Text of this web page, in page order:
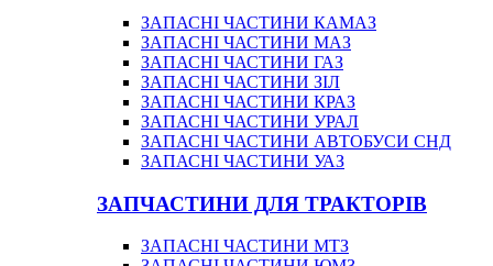
ЗАПАСНІ ЧАСТИНИ КАМАЗ
ЗАПАСНІ ЧАСТИНИ МАЗ
ЗАПАСНІ ЧАСТИНИ ГАЗ
ЗАПАСНІ ЧАСТИНИ ЗІЛ
ЗАПАСНІ ЧАСТИНИ КРАЗ
ЗАПАСНІ ЧАСТИНИ УРАЛ
ЗАПАСНІ ЧАСТИНИ АВТОБУСИ СНД
ЗАПАСНІ ЧАСТИНИ УАЗ
ЗАПЧАСТИНИ ДЛЯ ТРАКТОРІВ
ЗАПАСНІ ЧАСТИНИ МТЗ